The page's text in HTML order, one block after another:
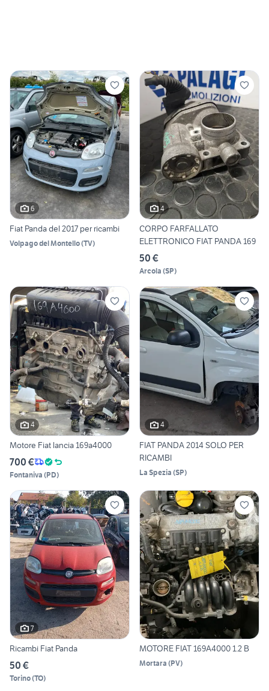
6
Fiat Panda del 2017 per ricambi
Volpago del Montello(TV)
4
CORPO FARFALLATO
ELETTRONICO FIAT PANDA 169
50 €
Arcola (SP)
4
Motore Fiat lancia 169a4000
700 €
Fontaniva (PD)
4
FIAT PANDA 2014 SOLO PER
RICAMBI
La Spezia (SP)
7
Ricambi Fiat Panda
50 €
Torino(TO)
MOTORE FIAT 169A4000 1.2 B
Mortara (PV)